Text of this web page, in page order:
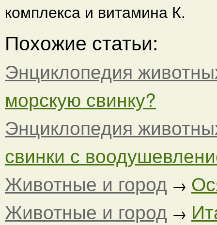
комплекса и витамина К.
Похожие статьи:
Энциклопедия
морскую свинку?
Энциклопедия
свинки с
Животные и город →
Животные и город →